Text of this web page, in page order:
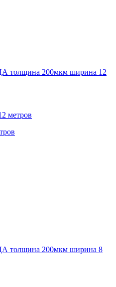
толщина 200мкм ширина 12
метров
толщина 200мкм ширина 8